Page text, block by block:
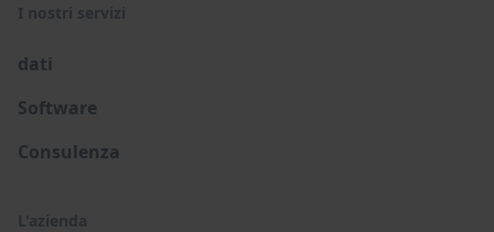
I nostri servizi
dati
Software
Consulenza
L'azienda